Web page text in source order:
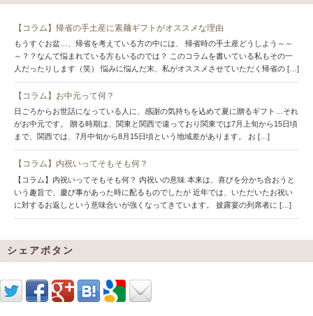
【コラム】帰省の手土産に素麺ギフトがオススメな理由
もうすぐお盆…、帰省を考えている方の中には、 帰省時の手土産どうしよう～～
～？？なんて悩まれている方もいるのでは？ このコラムを書いている私もその一
人だったりします（笑） 悩みに悩んだ末、私がオススメさせていただく帰省の […]
【コラム】お中元って何？
日ごろからお世話になっている人に、感謝の気持ちを込めて夏に贈るギフト…それ
がお中元です。 贈る時期は、関東と関西で違っており関東では7月上旬から15日頃
まで、関西では、7月中旬から8月15日頃という地域差があります。 お […]
【コラム】内祝いってそもそも何？
【コラム】内祝いってそもそも何？ 内祝いの意味 本来は、喜びを分かち合おうと
いう趣旨で、慶び事があった時に配るものでしたが 近年では、いただいたお祝い
に対するお返しという意味合いが強くなってきています。 披露宴の列席者に […]
シェアボタン